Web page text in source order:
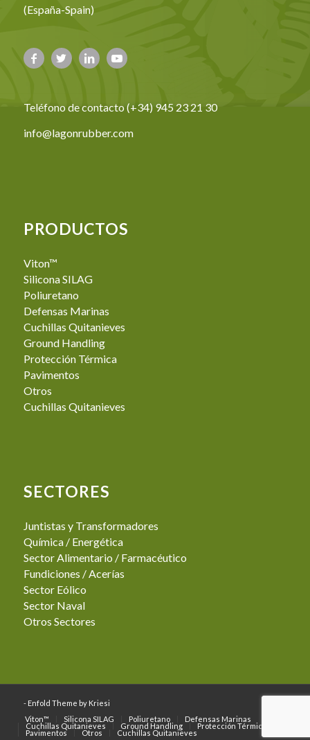
(España-Spain)
Teléfono de contacto (+34) 945 23 21 30
info@lagonrubber.com
PRODUCTOS
Viton™
Silicona SILAG
Poliuretano
Defensas Marinas
Cuchillas Quitanieves
Ground Handling
Protección Térmica
Pavimentos
Otros
Cuchillas Quitanieves
SECTORES
Juntistas y Transformadores
Química / Energética
Sector Alimentario / Farmacéutico
Fundiciones / Acerías
Sector Eólico
Sector Naval
Otros Sectores
- Enfold Theme by Kriesi
Viton™
Silicona SILAG Poliuretano Defensas Marinas
Cuchillas Quitanieves Ground Handling Protección Térmica
Pavimentos Otros Cuchillas Quitanieves